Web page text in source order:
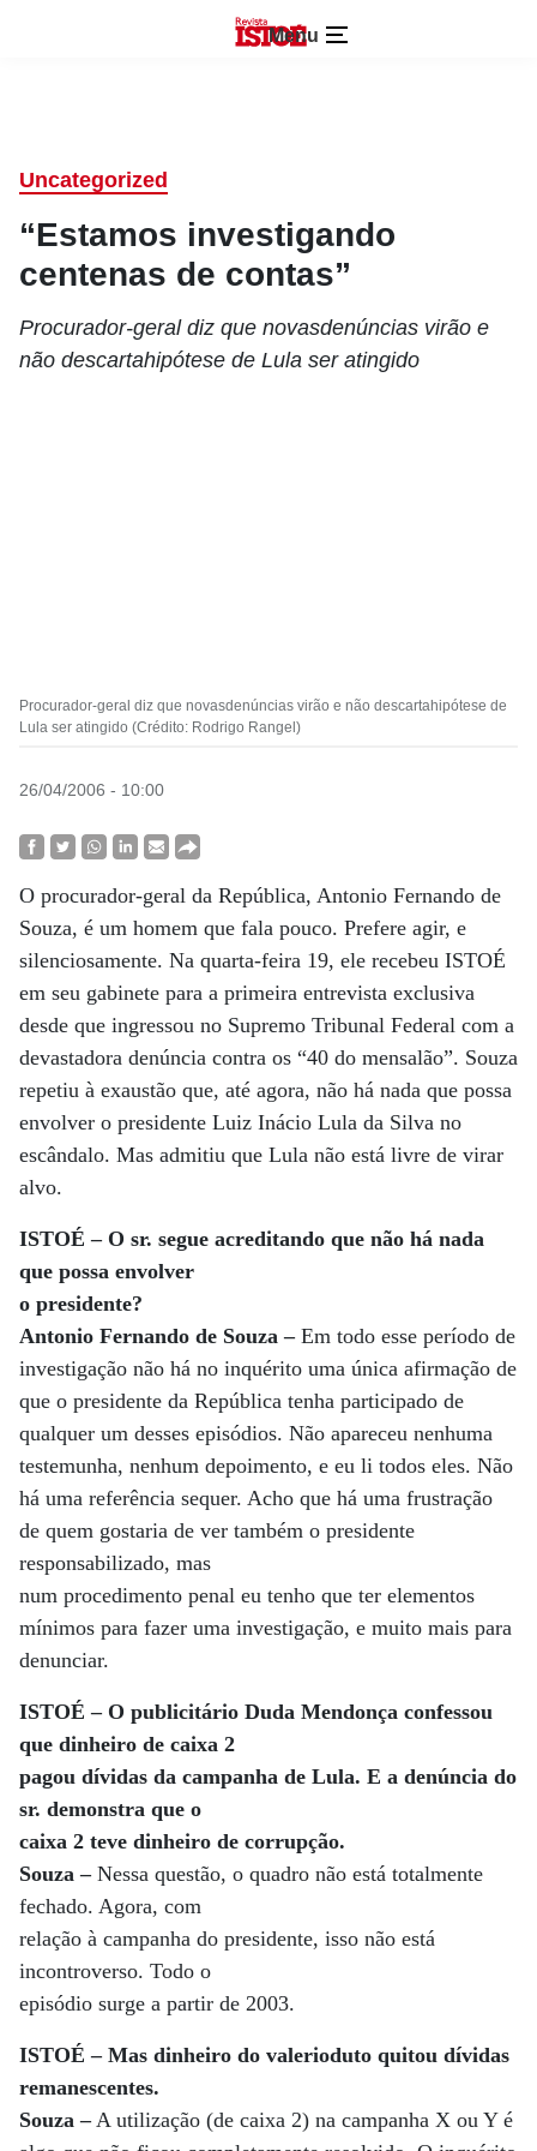
Menu
Uncategorized
“Estamos investigando
centenas de contas”
Procurador-geral diz que novasdenúncias virão e
não descartahipótese de Lula ser atingido
Procurador-geral diz que novasdenúncias virão e não descartahipótese de
Lula ser atingido (Crédito: Rodrigo Rangel)
26/04/2006 - 10:00
O procurador-geral da República, Antonio Fernando de
Souza, é um homem que fala pouco. Prefere agir, e
silenciosamente. Na quarta-feira 19, ele recebeu ISTOÉ
em seu gabinete para a primeira entrevista exclusiva
desde que ingressou no Supremo Tribunal Federal com a
devastadora denúncia contra os “40 do mensalão”. Souza
repetiu à exaustão que, até agora, não há nada que possa
envolver o presidente Luiz Inácio Lula da Silva no
escândalo. Mas admitiu que Lula não está livre de virar
alvo.
ISTOÉ – O sr. segue acreditando que não há nada
que possa envolver
o presidente?
Antonio Fernando de Souza –Em todo esse período de
investigação não há no inquérito uma única afirmação de
que o presidente da República tenha participado de
qualquer um desses episódios. Não apareceu nenhuma
testemunha, nenhum depoimento, e eu li todos eles. Não
há uma referência sequer. Acho que há uma frustração
de quem gostaria de ver também o presidente
responsabilizado, mas
num procedimento penal eu tenho que ter elementos
mínimos para fazer uma investigação, e muito mais para
denunciar.
ISTOÉ – O publicitário Duda Mendonça confessou
que dinheiro de caixa 2
pagou dívidas da campanha de Lula. E a denúncia do
sr. demonstra que o
caixa 2 teve dinheiro de corrupção.
Souza –Nessa questão, o quadro não está totalmente
fechado. Agora, com
relação à campanha do presidente, isso não está
incontroverso. Todo o
episódio surge a partir de 2003.
ISTOÉ – Mas dinheiro do valerioduto quitou dívidas
remanescentes.
Souza –A utilização (de caixa 2) na campanha X ou Y é